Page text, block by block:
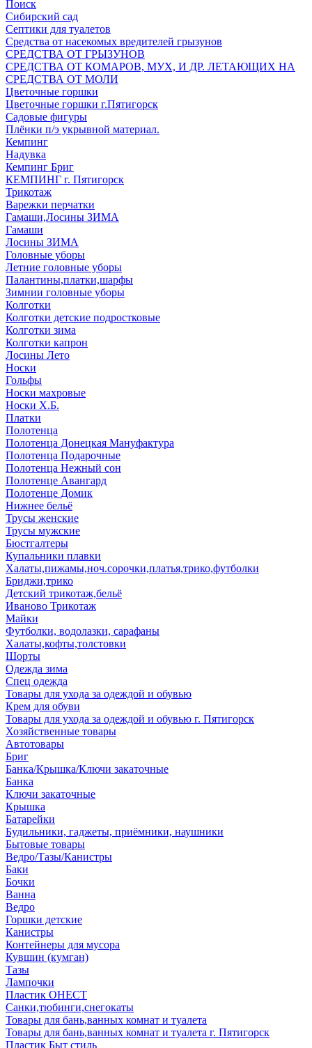
Поиск
Сибирский сад
Септики для туалетов
Средства от насекомых вредителей грызунов
СPEДСТВА ОТ ГРЫЗУНОВ
СРЕДСТВА ОТ КОМАРОВ, МУХ, И ДР. ЛЕТАЮЩИХ НА
СРЕДСТВА ОТ МОЛИ
Цветочные горшки
Цветочные горшки г.Пятигорск
Садовые фигуры
Плёнки п/э укрывной материал.
Кемпинг
Надувка
Кемпинг Бриг
КЕМПИНГ г. Пятигорск
Трикотаж
Варежки перчатки
Гамаши,Лосины ЗИМА
Гамаши
Лосины ЗИМА
Головные уборы
Летние головные уборы
Палантины,платки,шарфы
Зимнии головные уборы
Колготки
Колготки детские подростковые
Колготки зима
Колготки капрон
Лосины Лето
Носки
Гольфы
Носки махровые
Носки Х.Б.
Платки
Полотенца
Полотенца Донецкая Мануфактура
Полотенца Подарочные
Полотенца Нежный сон
Полотенце Авангард
Полотенце Домик
Нижнее бельё
Трусы женские
Трусы мужские
Бюстгалтеры
Купальники плавки
Халаты,пижамы,ноч.сорочки,платья,трико,футболки
Бриджи,трико
Детский трикотаж,бельё
Иваново Трикотаж
Майки
Футболки, водолазки, сарафаны
Халаты,кофты,толстовки
Шорты
Одежда зима
Спец одежда
Товары для ухода за одеждой и обувью
Крем для обуви
Товары для ухода за одеждой и обувью г. Пятигорск
Хозяйственные товары
Автотовары
Бриг
Банка/Крышка/Ключи закаточные
Банка
Ключи закаточные
Крышка
Батарейки
Будильники, гаджеты, приёмники, наушники
Бытовые товары
Ведро/Тазы/Канистры
Баки
Бочки
Ванна
Ведро
Горшки детские
Канистры
Контейнеры для мусора
Кувшин (кумган)
Тазы
Лампочки
Пластик ОНЕСТ
Санки,тюбинги,снегокаты
Товары для бань,ванных комнат и туалета
Товары для бань,ванных комнат и туалета г. Пятигорск
Пластик Быт стиль